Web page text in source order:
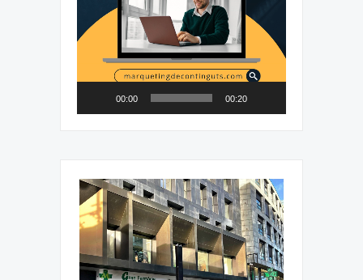
00:00 00:20
Reproductor
de
vídeo